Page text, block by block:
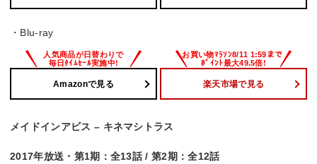
・Blu-ray
Amazonで見る 楽天市場で見る
メイドインアビス – キネマシトラス
2017年放送・第1期：全13話 / 第2期：全12話